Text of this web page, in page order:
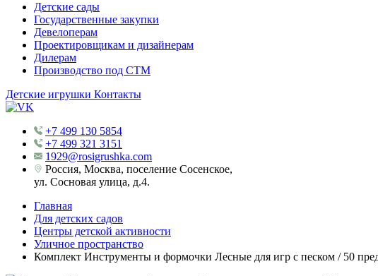
Детские сады
Государственные закупки
Девелоперам
Проектировщикам и дизайнерам
Дилерам
Производство под СТМ
Детские игрушки Контакты
+7 499 130 5854
+7 499 321 3151
1929@rosigrushka.com
Россия, Москва, поселение Сосенское,
ул. Сосновая улица, д.4.
Главная
Для детских садов
Центры детской активности
Уличное пространство
Комплект Инструменты и формочки Лесные для игр с песком / 50